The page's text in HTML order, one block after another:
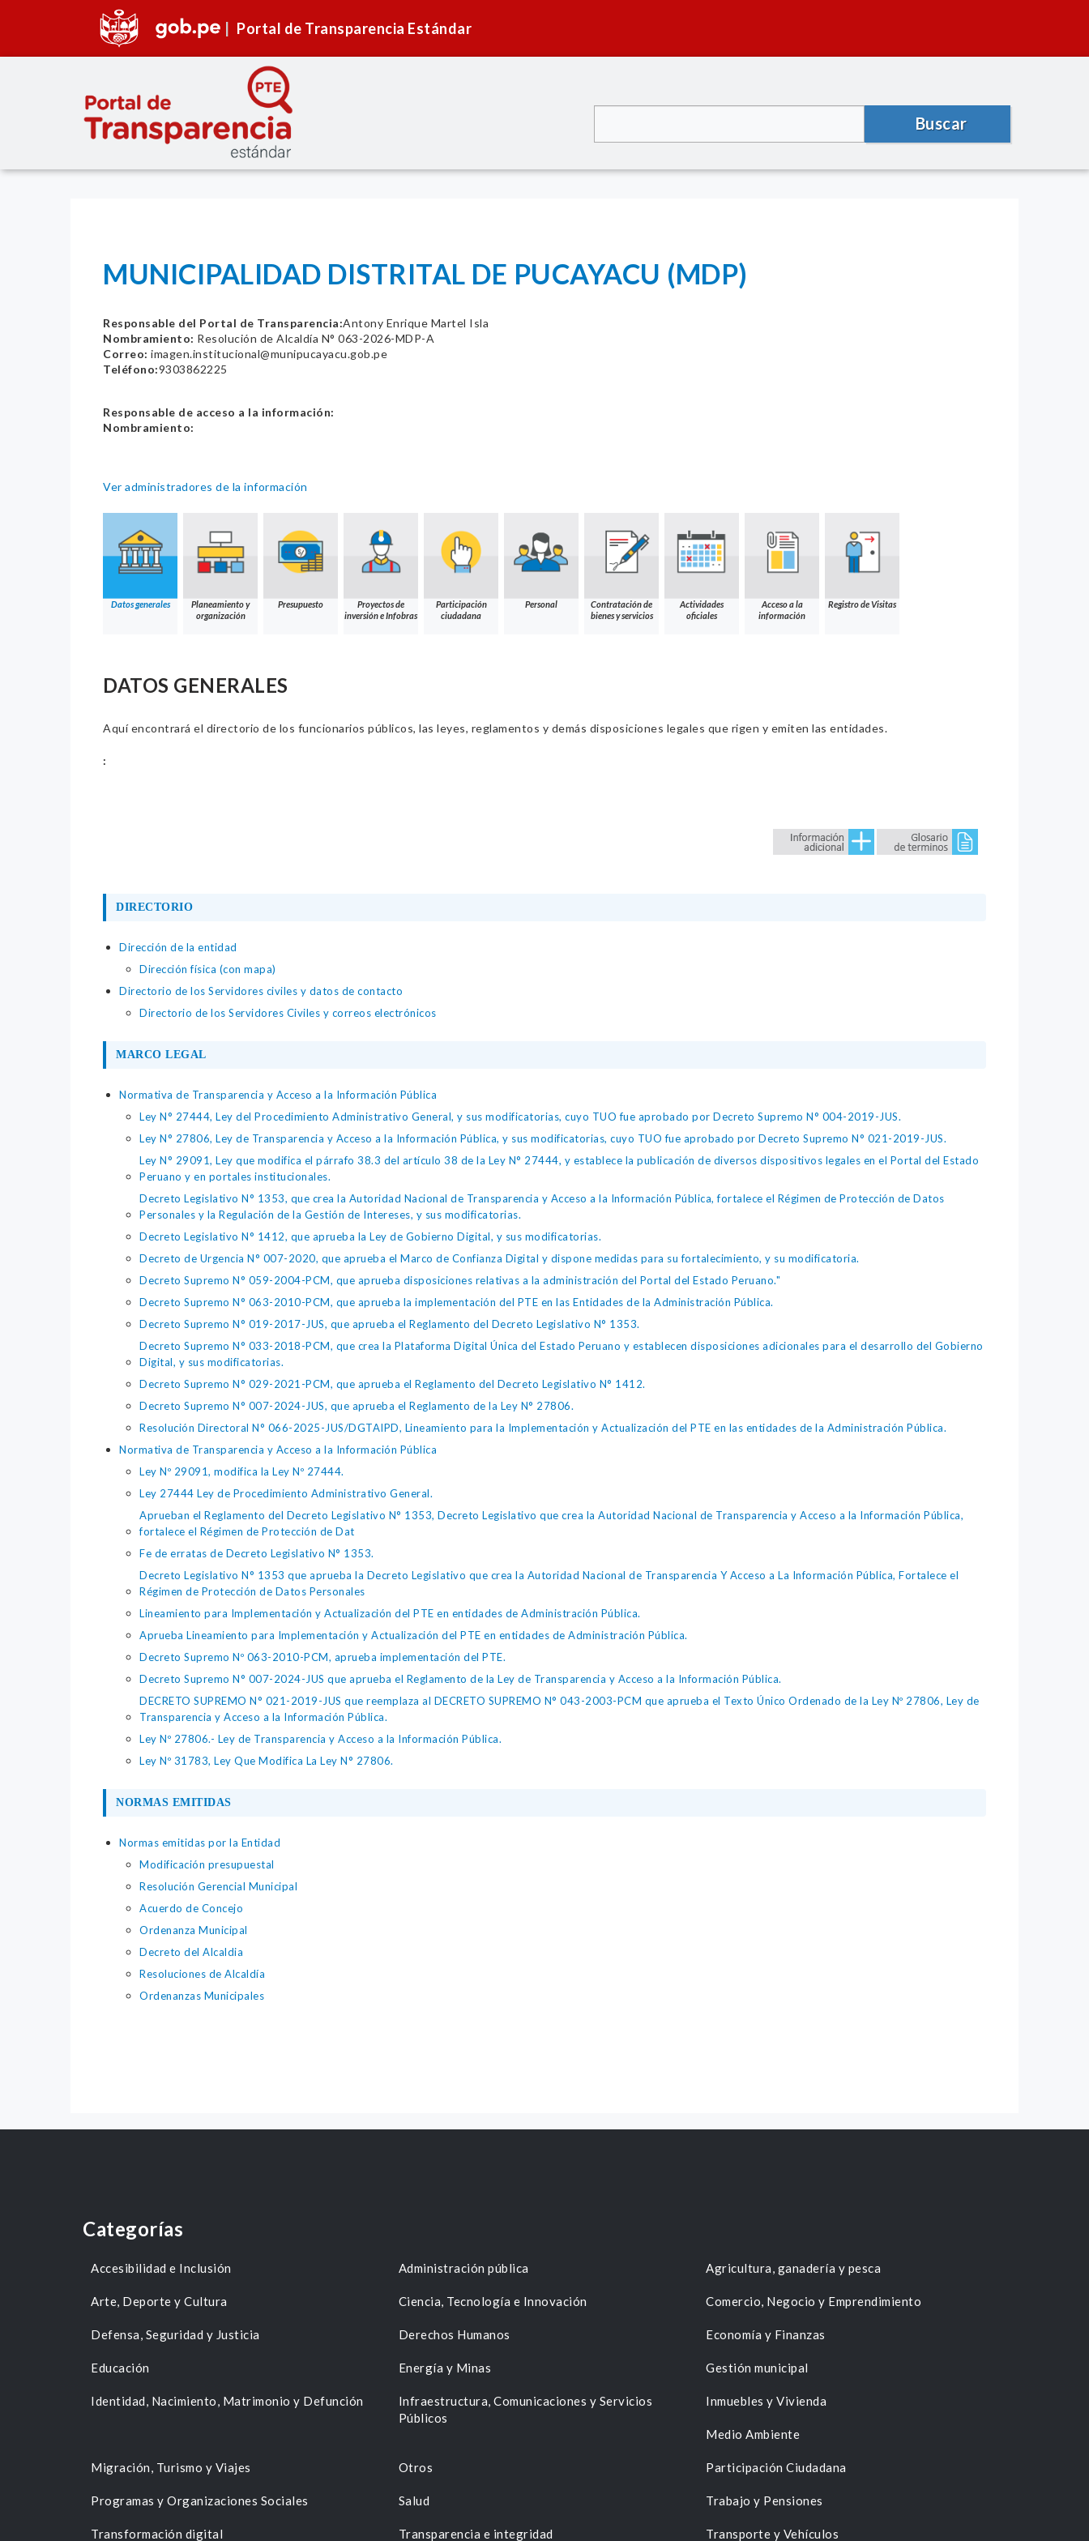
Portal de Transparencia Estándar
Buscar
MUNICIPALIDAD DISTRITAL DE PUCAYACU (MDP)
Responsable del Portal de Transparencia:Antony Enrique Martel Isla
Nombramiento: Resolución de Alcaldía N° 063-2026-MDP-A
Correo: imagen.institucional@munipucayacu.gob.pe
Teléfono:9303862225
Responsable de acceso a la información:
Nombramiento:
Ver administradores de la información
Datos generales
Planeamiento y
organización
Presupuesto
Proyectos de
inversión e Infobras
Participación
ciudadana
Personal
Contratación de
bienes y servicios
Actividades
oficiales
Acceso a la
información
Registro de Visitas
DATOS GENERALES
Aquí encontrará el directorio de los funcionarios públicos, las leyes, reglamentos y demás disposiciones legales que rigen y emiten las entidades.
:
DIRECTORIO
Dirección de la entidad
Dirección física (con mapa)
Directorio de los Servidores civiles y datos de contacto
Directorio de los Servidores Civiles y correos electrónicos
MARCO LEGAL
Normativa de Transparencia y Acceso a la Información Pública
Ley N° 27444, Ley del Procedimiento Administrativo General, y sus modificatorias, cuyo TUO fue aprobado por Decreto Supremo N° 004-2019-JUS.
Ley N° 27806, Ley de Transparencia y Acceso a la Información Pública, y sus modificatorias, cuyo TUO fue aprobado por Decreto Supremo N° 021-2019-JUS.
Ley N° 29091, Ley que modifica el párrafo 38.3 del artículo 38 de la Ley N° 27444, y establece la publicación de diversos dispositivos legales en el Portal del Estado
Peruano y en portales institucionales.
Decreto Legislativo N° 1353, que crea la Autoridad Nacional de Transparencia y Acceso a la Información Pública, fortalece el Régimen de Protección de Datos
Personales y la Regulación de la Gestión de Intereses, y sus modificatorias.
Decreto Legislativo N° 1412, que aprueba la Ley de Gobierno Digital, y sus modificatorias.
Decreto de Urgencia N° 007-2020, que aprueba el Marco de Confianza Digital y dispone medidas para su fortalecimiento, y su modificatoria.
Decreto Supremo N° 059-2004-PCM, que aprueba disposiciones relativas a la administración del Portal del Estado Peruano."
Decreto Supremo N° 063-2010-PCM, que aprueba la implementación del PTE en las Entidades de la Administración Pública.
Decreto Supremo N° 019-2017-JUS, que aprueba el Reglamento del Decreto Legislativo N° 1353.
Decreto Supremo N° 033-2018-PCM, que crea la Plataforma Digital Única del Estado Peruano y establecen disposiciones adicionales para el desarrollo del Gobierno
Digital, y sus modificatorias.
Decreto Supremo N° 029-2021-PCM, que aprueba el Reglamento del Decreto Legislativo N° 1412.
Decreto Supremo N° 007-2024-JUS, que aprueba el Reglamento de la Ley N° 27806.
Resolución Directoral N° 066-2025-JUS/DGTAIPD, Lineamiento para la Implementación y Actualización del PTE en las entidades de la Administración Pública.
Normativa de Transparencia y Acceso a la Información Pública
Ley Nº 29091, modifica la Ley Nº 27444.
Ley 27444 Ley de Procedimiento Administrativo General.
Aprueban el Reglamento del Decreto Legislativo N° 1353, Decreto Legislativo que crea la Autoridad Nacional de Transparencia y Acceso a la Información Pública,
fortalece el Régimen de Protección de Dat
Fe de erratas de Decreto Legislativo N° 1353.
Decreto Legislativo N° 1353 que aprueba la Decreto Legislativo que crea la Autoridad Nacional de Transparencia Y Acceso a La Información Pública, Fortalece el
Régimen de Protección de Datos Personales
Lineamiento para Implementación y Actualización del PTE en entidades de Administración Pública.
Aprueba Lineamiento para Implementación y Actualización del PTE en entidades de Administración Pública.
Decreto Supremo Nº 063-2010-PCM, aprueba implementación del PTE.
Decreto Supremo N° 007-2024-JUS que aprueba el Reglamento de la Ley de Transparencia y Acceso a la Información Pública.
DECRETO SUPREMO N° 021-2019-JUS que reemplaza al DECRETO SUPREMO N° 043-2003-PCM que aprueba el Texto Único Ordenado de la Ley Nº 27806, Ley de
Transparencia y Acceso a la Información Pública.
Ley Nº 27806.- Ley de Transparencia y Acceso a la Información Pública.
Ley Nº 31783, Ley Que Modifica La Ley N° 27806.
NORMAS EMITIDAS
Normas emitidas por la Entidad
Modificación presupuestal
Resolución Gerencial Municipal
Acuerdo de Concejo
Ordenanza Municipal
Decreto del Alcaldia
Resoluciones de Alcaldía
Ordenanzas Municipales
Categorías
Accesibilidad e Inclusión Administración pública Agricultura, ganadería y pesca
Arte, Deporte y Cultura Ciencia, Tecnología e Innovación Comercio, Negocio y Emprendimiento
Defensa, Seguridad y Justicia Derechos Humanos Economía y Finanzas
Educación Energía y Minas Gestión municipal
Identidad, Nacimiento, Matrimonio y Defunción
Infraestructura, Comunicaciones y Servicios
Públicos
Inmuebles y Vivienda
Medio Ambiente
Migración, Turismo y Viajes Otros Participación Ciudadana
Programas y Organizaciones Sociales Salud Trabajo y Pensiones
Transformación digital Transparencia e integridad Transporte y Vehículos